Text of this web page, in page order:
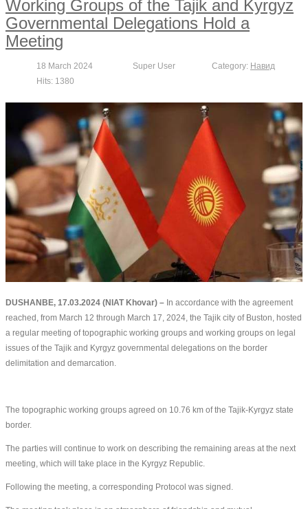
Working Groups of the Tajik and Kyrgyz
Governmental Delegations Hold a
Meeting
18 March 2024 Super User Category: Навид
Hits: 1380
DUSHANBE, 17.03.2024 (NIAT Khovar) – In accordance with the agreement
reached, from March 12 through March 17, 2024, the Tajik city of Buston, hosted
a regular meeting of topographic working groups and working groups on legal
issues of the Tajik and Kyrgyz governmental delegations on the border
delimitation and demarcation.
The topographic working groups agreed on 10.76 km of the Tajik-Kyrgyz state
border.
The parties will continue to work on describing the remaining areas at the next
meeting, which will take place in the Kyrgyz Republic.
Following the meeting, a corresponding Protocol was signed.